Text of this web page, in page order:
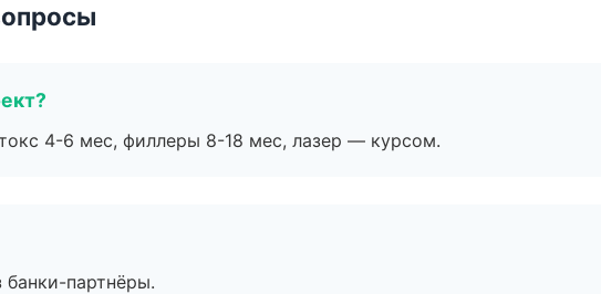
4-6 мес, филлеры 8-18 мес, лазер — курсом.
банки-партнёры.